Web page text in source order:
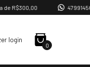
47991456221
login
0